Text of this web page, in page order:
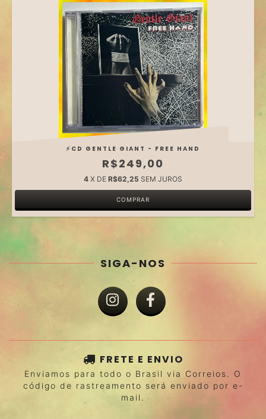
⚡️CD GENTLE GIANT - FREE HAND
R$249,00
4 X DE R$62,25 SEM JUROS
SIGA-NOS
FRETE E ENVIO
Enviamos para todo o Brasil via Correios. O
código de rastreamento será enviado por e-
mail.